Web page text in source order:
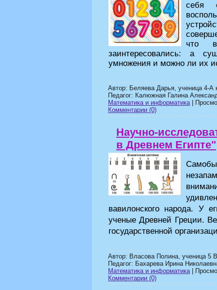
себя
что
заинтересовались: а
умножения и можно ли их
Автор: Беляева Дарья, ученица
Педагог: Калюжная Галина
Математика и информатика|
Комментарии (0)
Научно-
в Древнем Египте"
вавилонского народа. У
ученые Древней Греции.
государственной
Автор: Власова Полина, ученица 5
Педагог: Бахарева Ирина
Математика и информатика|
Комментарии (0)